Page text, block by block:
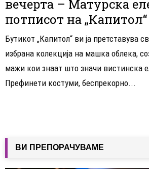
вечерта – Матурска
потписот на „Капитол“
Бутикот „Капитол“ ви ја претставува
избрана колекција на машка облека,
мажи кои знаат што значи вистинска
Префинети костуми, беспрекорно...
ВИ ПРЕПОРАЧУВАМЕ